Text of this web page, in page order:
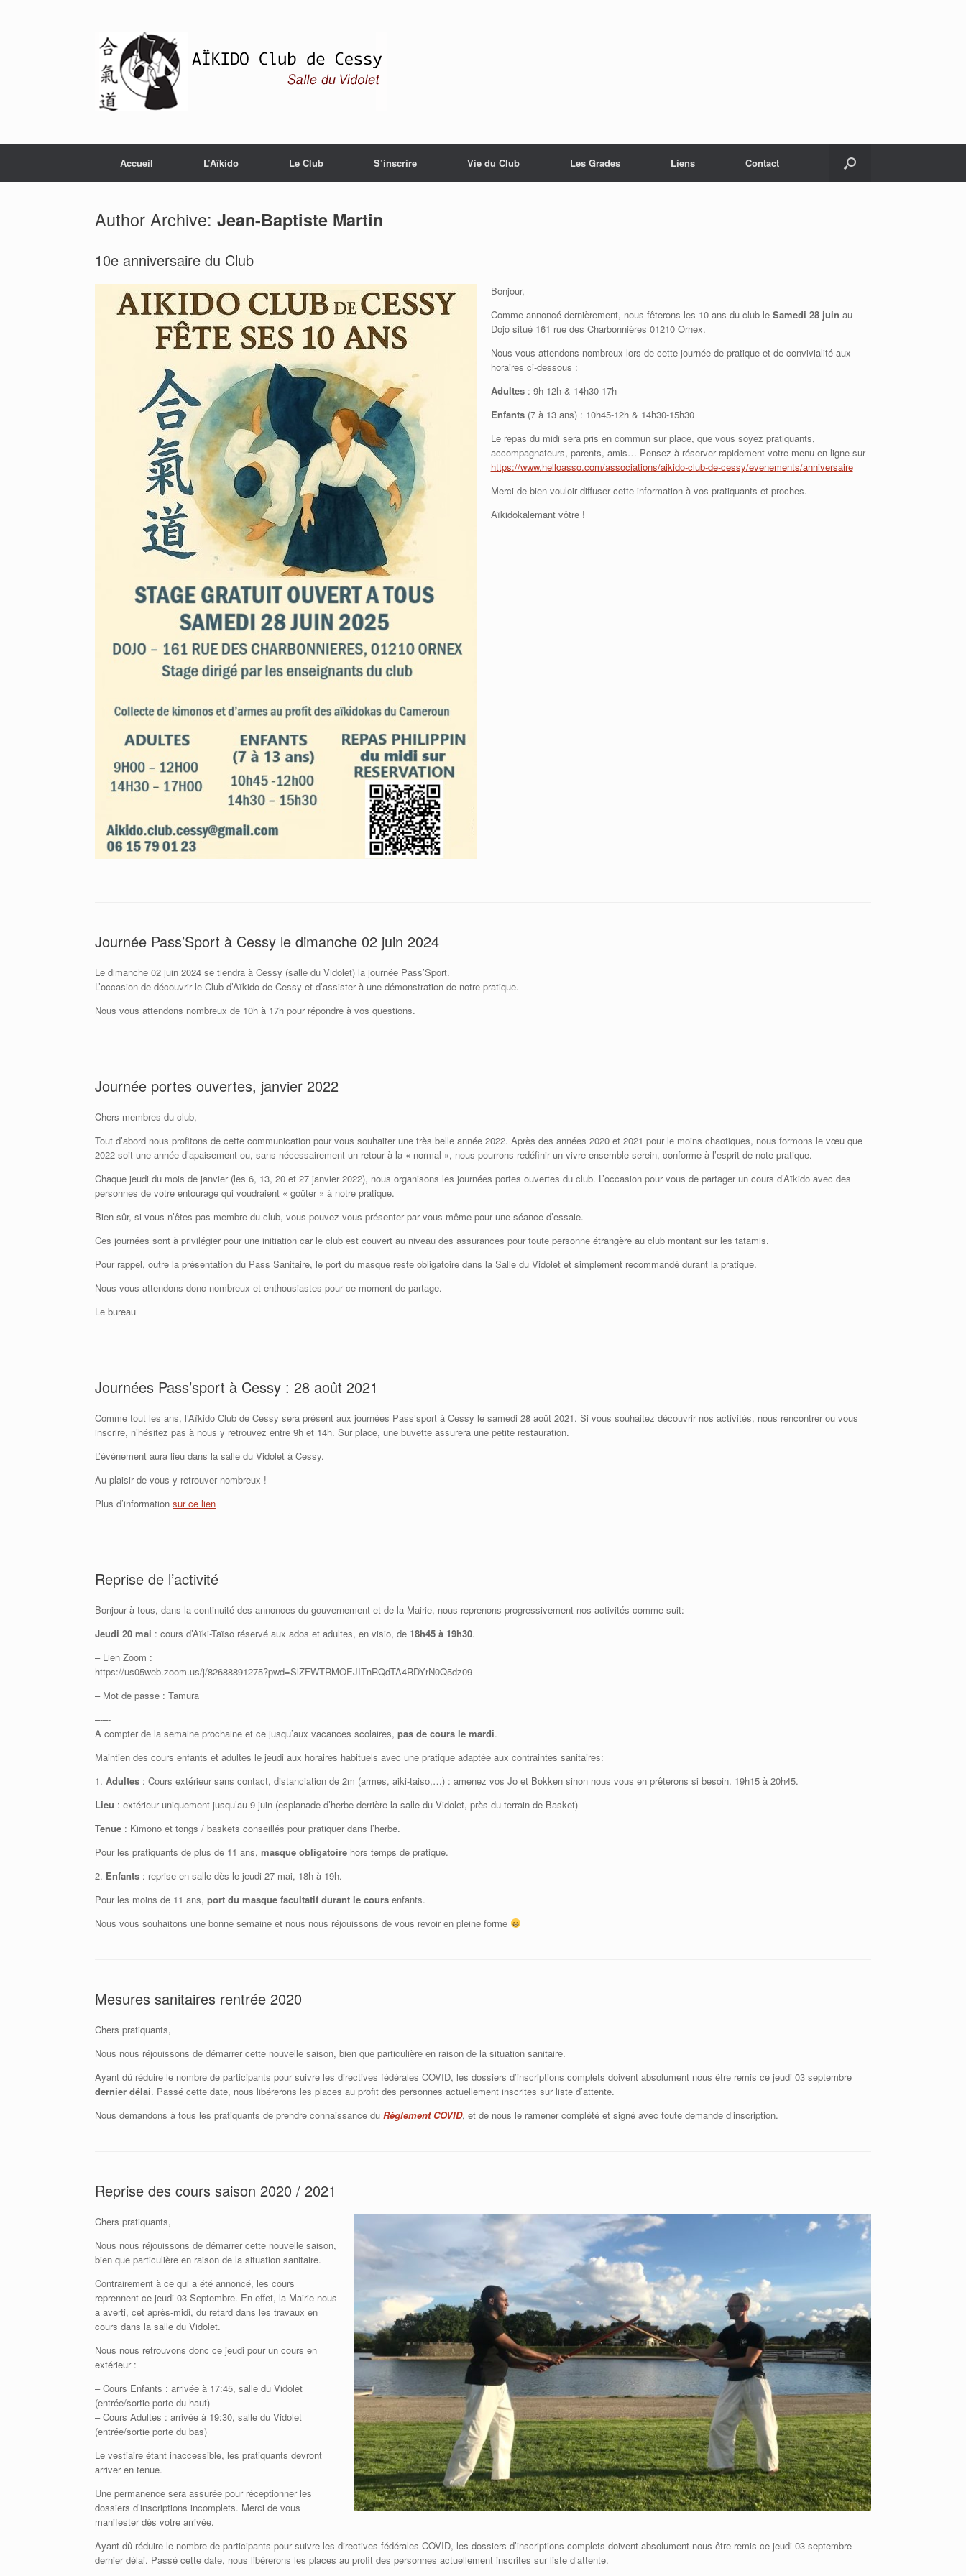
Accueil L’Aïkido Le Club S’inscrire Vie du Club Les Grades Liens Contact
Author Archive: Jean-Baptiste Martin
10e anniversaire du Club
Bonjour,
Comme annoncé dernièrement, nous fêterons les 10 ans du club le Samedi 28 juin au
Dojo situé 161 rue des Charbonnières 01210 Ornex.
Nous vous attendons nombreux lors de cette journée de pratique et de convivialité aux
horaires ci-dessous :
Adultes: 9h-12h & 14h30-17h
Enfants(7 à 13 ans) : 10h45-12h & 14h30-15h30
Le repas du midi sera pris en commun sur place, que vous soyez pratiquants,
accompagnateurs, parents, amis… Pensez à réserver rapidement votre menu en ligne sur
https://www.helloasso.com/associations/aikido-club-de-cessy/evenements/anniversaire
Merci de bien vouloir diffuser cette information à vos pratiquants et proches.
Aïkidokalemant vôtre !
Journée Pass’Sport à Cessy le dimanche 02 juin 2024
Le dimanche 02 juin 2024 se tiendra à Cessy (salle du Vidolet) la journée Pass’Sport.
L’occasion de découvrir le Club d’Aïkido de Cessy et d’assister à une démonstration de notre pratique.
Nous vous attendons nombreux de 10h à 17h pour répondre à vos questions.
Journée portes ouvertes, janvier 2022
Chers membres du club,
Tout d’abord nous profitons de cette communication pour vous souhaiter une très belle année 2022. Après des années 2020 et 2021 pour le moins chaotiques, nous formons le vœu que
2022 soit une année d’apaisement ou, sans nécessairement un retour à la « normal », nous pourrons redéfinir un vivre ensemble serein, conforme à l’esprit de note pratique.
Chaque jeudi du mois de janvier (les 6, 13, 20 et 27 janvier 2022), nous organisons les journées portes ouvertes du club. L’occasion pour vous de partager un cours d’Aïkido avec des
personnes de votre entourage qui voudraient « goûter » à notre pratique.
Bien sûr, si vous n’êtes pas membre du club, vous pouvez vous présenter par vous même pour une séance d’essaie.
Ces journées sont à privilégier pour une initiation car le club est couvert au niveau des assurances pour toute personne étrangère au club montant sur les tatamis.
Pour rappel, outre la présentation du Pass Sanitaire, le port du masque reste obligatoire dans la Salle du Vidolet et simplement recommandé durant la pratique.
Nous vous attendons donc nombreux et enthousiastes pour ce moment de partage.
Le bureau
Journées Pass’sport à Cessy : 28 août 2021
Comme tout les ans, l’Aïkido Club de Cessy sera présent aux journées Pass’sport à Cessy le samedi 28 août 2021. Si vous souhaitez découvrir nos activités, nous rencontrer ou vous
inscrire, n’hésitez pas à nous y retrouvez entre 9h et 14h. Sur place, une buvette assurera une petite restauration.
L’événement aura lieu dans la salle du Vidolet à Cessy.
Au plaisir de vous y retrouver nombreux !
Plus d’information sur ce lien
Reprise de l’activité
Bonjour à tous, dans la continuité des annonces du gouvernement et de la Mairie, nous reprenons progressivement nos activités comme suit:
Jeudi 20 mai : cours d’Aïki-Taïso réservé aux ados et adultes, en visio, de 18h45 à 19h30.
– Lien Zoom :
https://us05web.zoom.us/j/82688891275?pwd=SlZFWTRMOEJITnRQdTA4RDYrN0Q5dz09
– Mot de passe : Tamura
–‐–‐
A compter de la semaine prochaine et ce jusqu’aux vacances scolaires, pas de cours le mardi.
Maintien des cours enfants et adultes le jeudi aux horaires habituels avec une pratique adaptée aux contraintes sanitaires:
1. Adultes : Cours extérieur sans contact, distanciation de 2m (armes, aiki-taiso,…) : amenez vos Jo et Bokken sinon nous vous en prêterons si besoin. 19h15 à 20h45.
Lieu : extérieur uniquement jusqu’au 9 juin (esplanade d’herbe derrière la salle du Vidolet, près du terrain de Basket)
Tenue : Kimono et tongs / baskets conseillés pour pratiquer dans l’herbe.
Pour les pratiquants de plus de 11 ans, masque obligatoire hors temps de pratique.
2. Enfants : reprise en salle dès le jeudi 27 mai, 18h à 19h.
Pour les moins de 11 ans, port du masque facultatif durant le cours enfants.
Nous vous souhaitons une bonne semaine et nous nous réjouissons de vous revoir en pleine forme
Mesures sanitaires rentrée 2020
Chers pratiquants,
Nous nous réjouissons de démarrer cette nouvelle saison, bien que particulière en raison de la situation sanitaire.
Ayant dû réduire le nombre de participants pour suivre les directives fédérales COVID, les dossiers d’inscriptions complets doivent absolument nous être remis ce jeudi 03 septembre
dernier délai. Passé cette date, nous libérerons les places au profit des personnes actuellement inscrites sur liste d’attente.
Nous demandons à tous les pratiquants de prendre connaissance du Règlement COVID, et de nous le ramener complété et signé avec toute demande d’inscription.
Reprise des cours saison 2020 / 2021
Chers pratiquants,
Nous nous réjouissons de démarrer cette nouvelle saison,
bien que particulière en raison de la situation sanitaire.
Contrairement à ce qui a été annoncé, les cours
reprennent ce jeudi 03 Septembre. En effet, la Mairie nous
a averti, cet après-midi, du retard dans les travaux en
cours dans la salle du Vidolet.
Nous nous retrouvons donc ce jeudi pour un cours en
extérieur :
– Cours Enfants : arrivée à 17:45, salle du Vidolet
(entrée/sortie porte du haut)
– Cours Adultes : arrivée à 19:30, salle du Vidolet
(entrée/sortie porte du bas)
Le vestiaire étant inaccessible, les pratiquants devront
arriver en tenue.
Une permanence sera assurée pour réceptionner les
dossiers d’inscriptions incomplets. Merci de vous
manifester dès votre arrivée.
Ayant dû réduire le nombre de participants pour suivre les directives fédérales COVID, les dossiers d’inscriptions complets doivent absolument nous être remis ce jeudi 03 septembre
dernier délai. Passé cette date, nous libérerons les places au profit des personnes actuellement inscrites sur liste d’attente.